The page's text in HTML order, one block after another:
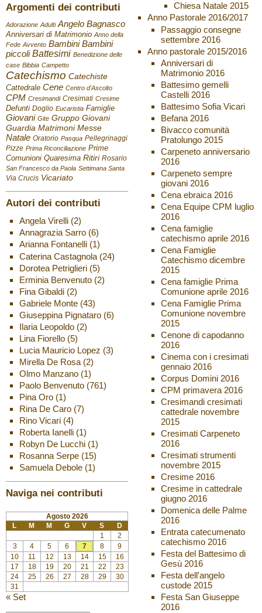
Argomenti dei contributi
Adorazione Adulti Angelo Bagnasco
Anniversari di Matrimonio Anno della
Fede Avvento Bambini Bambini
piccoli Battesimi Benedizione delle
case Bibbia Campetto
Catechismo Catechiste
Cattedrale Cene Centro d'Ascolto
CPM Cresimandi Cresimati Cresime
Defunti Doglio Eucaristia Famiglie
Giovani Gite Gruppo Giovani
Guardia Matrimoni Messe
Natale Oratorio Pasqua Pellegrinaggi
Pizze Prima Riconciliazione Prime
Comunioni Quaresima Ritiri Rosario
San Francesco da Paola Settimana Santa
Via Crucis Vicariato
Autori dei contributi
Angela Virelli(2)
Annagrazia Sarro(6)
Arianna Fontanelli(1)
Caterina Castagnola(24)
Dorotea Petriglieri(5)
Erminia Benvenuto(2)
Fina Gibaldi(2)
Gabriele Monte(43)
Giuseppina Pignataro(6)
Ilaria Leopoldo(2)
Lina Fiorello(5)
Lucia Mauricio Lopez (3)
Mirella De Rosa(2)
Olmo Manzano(1)
Paolo Benvenuto(761)
Pina Oro(1)
Rina De Caro(7)
Rino Vicari(4)
Roberta Ianelli(1)
Robyn De Lucchi(1)
Rosanna Serpe(15)
Samuela Debole(1)
Naviga nei contributi
Agosto 2026
L
M M G V S
D
1
2
3
4 5 6 7 8
9
10
11 12 13 14 15
16
17
18 19 20 21 22
23
24
25 26 27 28 29
30
31
« Set
Chiesa Natale 2015
Anno Pastorale 2016/2017
Passaggio consegne
settembre 2016
Anno pastorale 2015/2016
Anniversari di
Matrimonio 2016
Battesimo gemelli
Castelli 2016
Battesimo Sofia Vicari
Befana 2016
Bivacco comunità
Pratolungo 2015
Carpeneto anniversario
2016
Carpeneto sempre
giovani 2016
Cena ebraica 2016
Cena Equipe CPM luglio
2016
Cena famiglie
catechismo aprile 2016
Cena Famiglie
Catechismo dicembre
2015
Cena famiglie Prima
Comunione aprile 2016
Cena Famiglie Prima
Comunione novembre
2015
Cenone di capodanno
2016
Cinema con i cresimati
gennaio 2016
Corpus Domini 2016
CPM primavera 2016
Cresimandi cresimati
cattedrale novembre
2015
Cresimati Carpeneto
2016
Cresimati strumenti
novembre 2015
Cresime 2016
Cresime in cattedrale
giugno 2016
Domenica delle Palme
2016
Entrata catecumenato
catechismo 2016
Festa del Battesimo di
Gesù 2016
Festa dell'angelo
custode 2015
Festa San Giuseppe
2016